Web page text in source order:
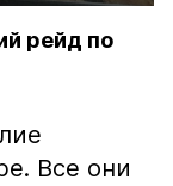
рейд по
Все они